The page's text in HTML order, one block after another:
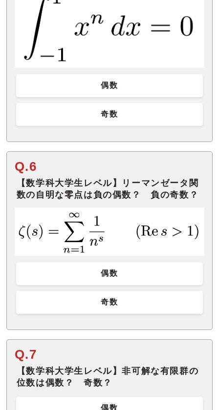
偶数
奇数
Q.6
【数学科大学生レベル】リーマンゼータ関
数の自明な零点は負の偶数？ 負の奇数？
偶数
奇数
Q.7
【数学科大学生レベル】非可解な有限群の
位数は偶数？ 奇数？
偶数